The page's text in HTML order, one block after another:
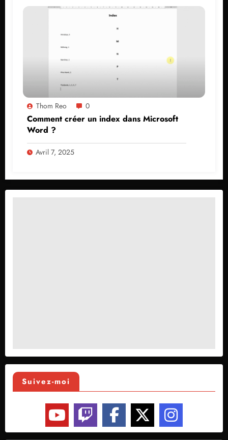
Thom Reo 0
Comment créer un index dans Microsoft
Word ?
Avril 7, 2025
Suivez-moi